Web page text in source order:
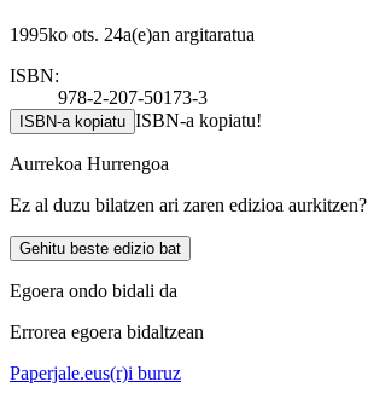
1995ko ots. 24a(e)an argitaratua
ISBN:
978-2-207-50173-3
ISBN-a kopiatu ISBN-a kopiatu!
Aurrekoa Hurrengoa
Ez al duzu bilatzen ari zaren edizioa aurkitzen?
Gehitu beste edizio bat
Egoera ondo bidali da
Errorea egoera bidaltzean
Paperjale.eus(r)i buruz